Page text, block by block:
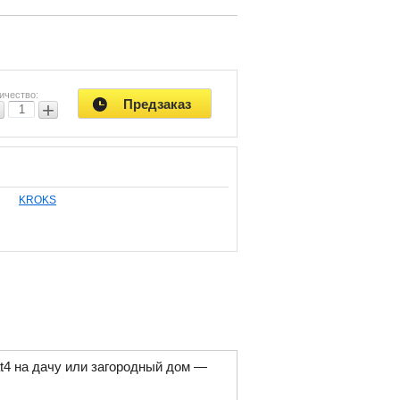
+ Предзаказ
KROKS
на дачу или загородный дом —